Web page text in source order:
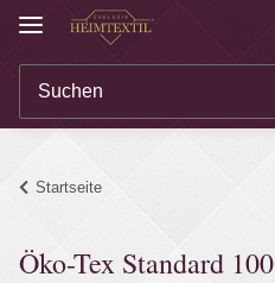
Startseite
Öko-Tex Standard 100